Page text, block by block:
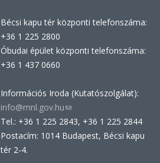
e-
Bécsi kapu tér központi telefonszáma:
+36 1 225 2800
Óbudai épület központi telefonszáma:
+36 1 437 0660
Információs Iroda (Kutatószolgálat):
info@mnl.gov.hu(link
sends
e-
Tel.: +36 1 225 2843, +36 1 225 2844
Postacím: 1014 Budapest, Bécsi kapu
tér 2-4.